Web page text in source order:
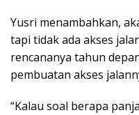
Yusri menambahkan,
tapi tidak ada akses
rencananya tahun
pembuatan akses
“Kalau soal berapa